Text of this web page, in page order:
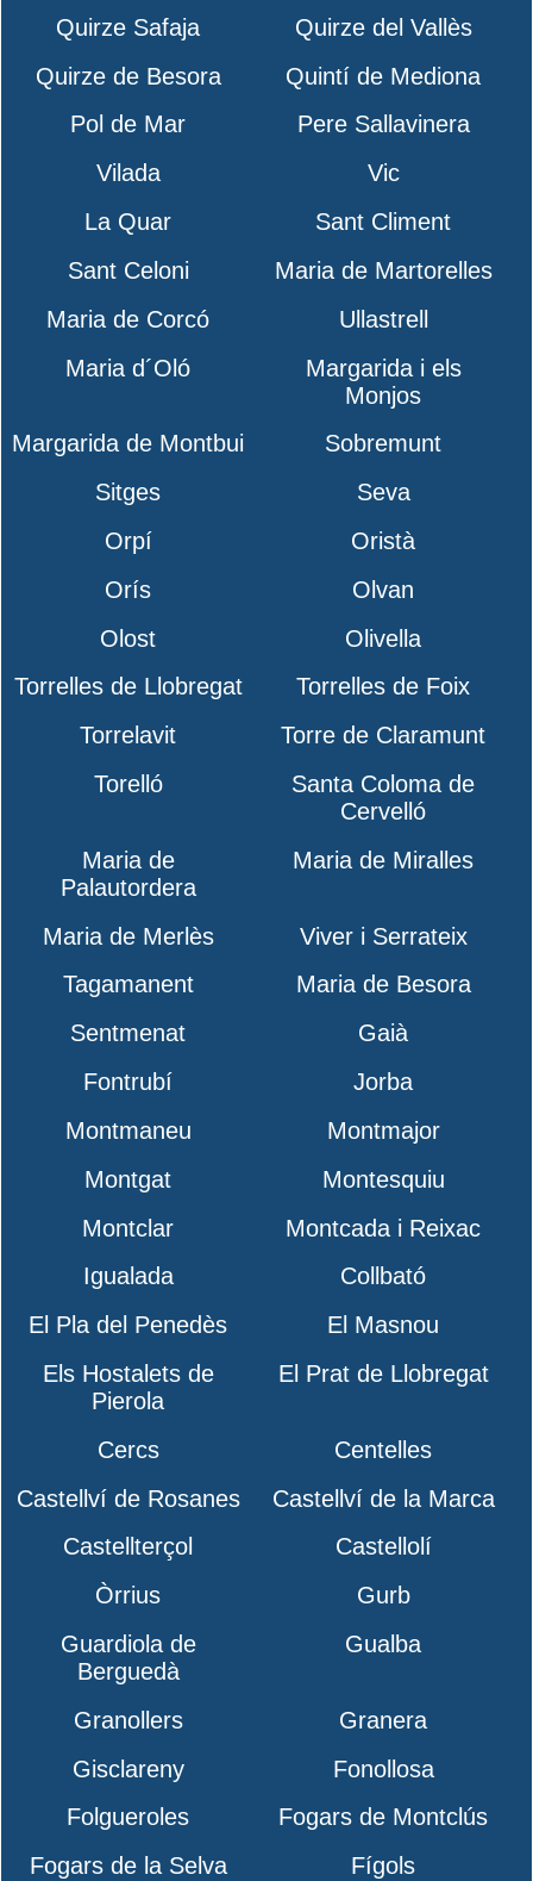
Quirze Safaja
Quirze del Vallès
Quirze de Besora
Quintí de Mediona
Pol de Mar
Pere Sallavinera
Vilada
Vic
La Quar
Sant Climent
Sant Celoni
Maria de Martorelles
Maria de Corcó
Ullastrell
Maria d´Oló
Margarida i els
Monjos
Margarida de Montbui
Sobremunt
Sitges
Seva
Orpí
Oristà
Orís
Olvan
Olost
Olivella
Torrelles de Llobregat
Torrelles de Foix
Torrelavit
Torre de Claramunt
Torelló
Santa Coloma de
Cervelló
Maria de
Palautordera
Maria de Miralles
Maria de Merlès
Viver i Serrateix
Tagamanent
Maria de Besora
Sentmenat
Gaià
Fontrubí
Jorba
Montmaneu
Montmajor
Montgat
Montesquiu
Montclar
Montcada i Reixac
Igualada
Collbató
El Pla del Penedès
El Masnou
Els Hostalets de
Pierola
El Prat de Llobregat
Cercs
Centelles
Castellví de Rosanes
Castellví de la Marca
Castellterçol
Castellolí
Òrrius
Gurb
Guardiola de
Berguedà
Gualba
Granollers
Granera
Gisclareny
Fonollosa
Folgueroles
Fogars de Montclús
Fogars de la Selva
Fígols